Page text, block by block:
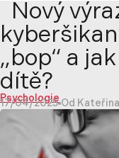
Nový
„bop“ a
dítě?
Psychologie
17/04/2025 Od